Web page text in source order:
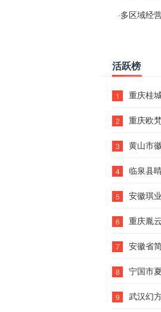
·多区域经营企业数字化
活跃榜
1 重庆桂
2 重庆欧
3 黄山市
4 临泉县
5 安徽琪
6 重庆胤
7 安徽省
8 宁国市
9 武汉幻